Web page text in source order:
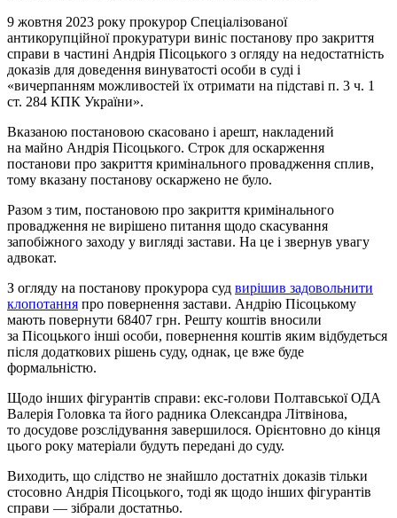
9 жовтня 2023 року прокурор Спеціалізованої
антикорупційної прокуратури виніс постанову про закриття
справи в частині Андрія Пісоцького з огляду на недостатність
доказів для доведення винуватості особи в суді і
«вичерпанням можливостей їх отримати на підставі п. 3 ч. 1
ст. 284 КПК України».
Вказаною постановою скасовано і арешт, накладений
на майно Андрія Пісоцького. Строк для оскарження
постанови про закриття кримінального провадження сплив,
тому вказану постанову оскаржено не було.
Разом з тим, постановою про закриття кримінального
провадження не вирішено питання щодо скасування
запобіжного заходу у вигляді застави. На це і звернув увагу
адвокат.
З огляду на постанову прокурора суд вирішив задовольнити
клопотання про повернення застави. Андрію Пісоцькому
мають повернути 68407 грн. Решту коштів вносили
за Пісоцького інші особи, повернення коштів яким відбудеться
після додаткових рішень суду, однак, це вже буде
формальністю.
Щодо інших фігурантів справи: екс-голови Полтавської ОДА
Валерія Головка та його радника Олександра Літвінова,
то досудове розслідування завершилося. Орієнтовно до кінця
цього року матеріали будуть передані до суду.
Виходить, що слідство не знайшло достатніх доказів тільки
стосовно Андрія Пісоцького, тоді як щодо інших фігурантів
справи — зібрали достатньо.